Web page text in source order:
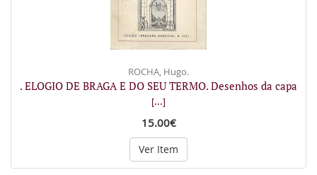
ROCHA, Hugo.
. ELOGIO DE BRAGA E DO SEU TERMO. Desenhos da capa
[...]
15.00€
Ver Item